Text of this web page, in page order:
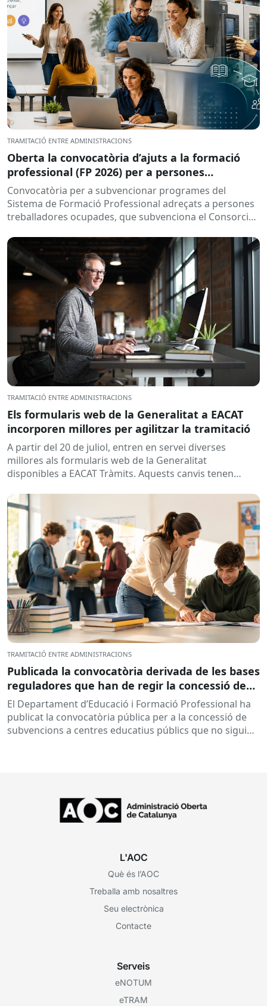
TRAMITACIÓ ENTRE ADMINISTRACIONS
Oberta la convocatòria d’ajuts a la formació
professional (FP 2026) per a persones
treballadores ocupades
Convocatòria per a subvencionar programes del
Sistema de Formació Professional adreçats a persones
treballadores ocupades, que subvenciona el Consorci
TRAMITACIÓ ENTRE ADMINISTRACIONS
Els formularis web de la Generalitat a EACAT
incorporen millores per agilitzar la tramitació
A partir del 20 de juliol, entren en servei diverses
millores als formularis web de la Generalitat
disponibles a EACAT Tràmits. Aquests canvis tenen
TRAMITACIÓ ENTRE ADMINISTRACIONS
Publicada la convocatòria derivada de les bases
reguladores que han de regir la concessió de
subvencions a centres educatius, per al
desenvolupament de programes de formació i
inserció, durant el curs 2026-2027
El Departament d’Educació i Formació Professional ha
publicat la convocatòria pública per a la concessió de
subvencions a centres educatius públics que no siguin
L'AOC
Què és l’AOC
Treballa amb nosaltres
Seu electrònica
Contacte
Serveis
eNOTUM
eTRAM